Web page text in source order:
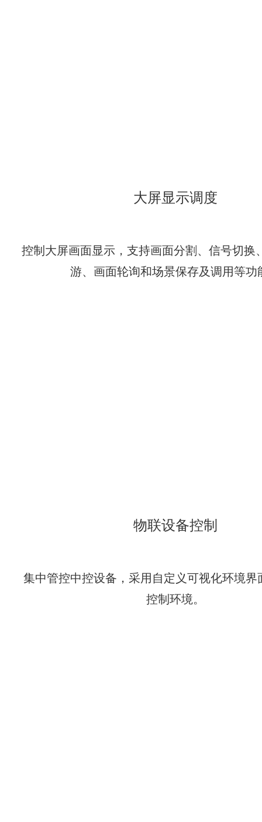
大屏显示调度
控制大屏画面显示，支持画面分割、信号切换
游、画面轮询和场景保存及调用等功
物联设备控制
集中管控中控设备，采用自定义可视化环境界
控制环境。